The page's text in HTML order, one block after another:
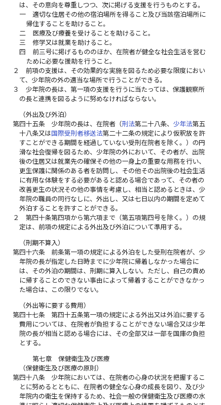
は、その意向を尊重しつつ、次に掲げる支援を行うものとする。
一
適切な住居その他の宿泊場所を得ること及び当該宿泊場所に
帰住することを助けること。
二
医療及び療養を受けることを助けること。
三
修学又は就業を助けること。
四
前三号に掲げるもののほか、在院者が健全な社会生活を営む
ために必要な援助を行うこと。
２
前項の支援は、その効果的な実施を図るため必要な限度におい
て、少年院の外の適当な場所で行うことができる。
３
少年院の長は、第一項の支援を行うに当たっては、保護観察所
の長と連携を図るように努めなければならない。
（外出及び外泊）
第四十五条
少年院の長は、在院者（刑法第二十八条、少年法第五
十八条又は国際受刑者移送法第二十二条の規定により仮釈放を許
すことができる期間を経過していない受刑在院者を除く。）の円
滑な社会復帰を図るため、少年院の外において、その者が、出院
後の住居又は就業先の確保その他の一身上の重要な用務を行い、
更生保護に関係のある者を訪問し、その他その出院後の社会生活
に有用な体験をする必要があると認める場合であって、その者の
改善更生の状況その他の事情を考慮し、相当と認めるときは、少
年院の職員の同行なしに、外出し、又は七日以内の期間を定めて
外泊することを許すことができる。
２
第四十条第四項から第六項まで（第五項第四号を除く。）の規
定は、前項の規定による外出及び外泊について準用する。
（刑期不算入）
第四十六条
前条第一項の規定による外泊をした受刑在院者が、少
年院の長が指定した日時までに少年院に帰着しなかった場合に
は、その外泊の期間は、刑期に算入しない。ただし、自己の責め
に帰することのできない事由によって帰着することができなかっ
た場合は、この限りでない。
（外出等に要する費用）
第四十七条
第四十五条第一項の規定による外出又は外泊に要する
費用については、在院者が負担することができない場合又は少年
院の長が相当と認める場合には、その全部又は一部を国庫の負担
とする。
第七章 保健衛生及び医療
（保健衛生及び医療の原則）
第四十八条
少年院においては、在院者の心身の状況を把握するこ
とに努めるとともに、在院者の健全な心身の成長を図り、及び少
年院内の衛生を保持するため、社会一般の保健衛生及び医療の水